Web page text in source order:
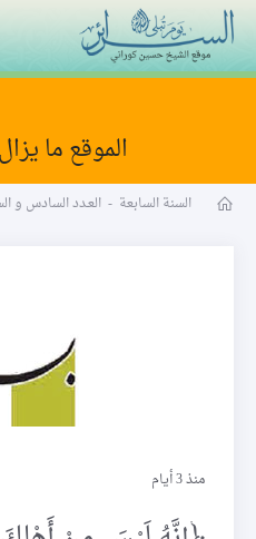
الموقع ما
السنة السابعة - العـدد السادس و
بسملة
منذ 3 أيام